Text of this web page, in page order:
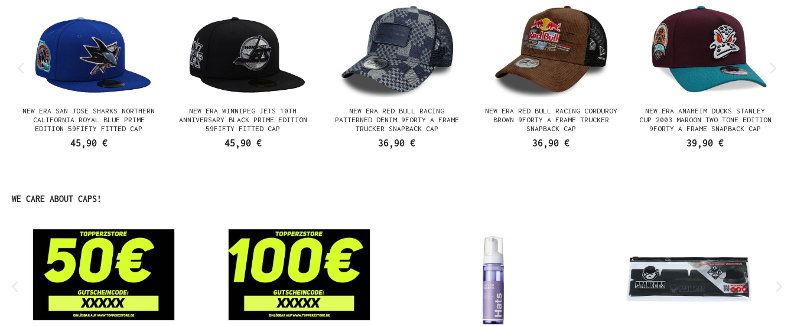
NEW ERA SAN JOSE SHARKS NORTHERN
CALIFORNIA ROYAL BLUE PRIME
EDITION 59FIFTY FITTED CAP
45,90 €
NEW ERA WINNIPEG JETS 10TH
ANNIVERSARY BLACK PRIME EDITION
59FIFTY FITTED CAP
45,90 €
NEW ERA RED BULL RACING
PATTERNED DENIM 9FORTY A FRAME
TRUCKER SNAPBACK CAP
36,90 €
NEW ERA RED BULL RACING CORDUROY
BROWN 9FORTY A FRAME TRUCKER
SNAPBACK CAP
36,90 €
NEW ERA ANAHEIM DUCKS STANLEY
CUP 2003 MAROON TWO TONE EDITION
9FORTY A FRAME SNAPBACK CAP
39,90 €
Produktgalerie überspringen
WE CARE ABOUT CAPS!